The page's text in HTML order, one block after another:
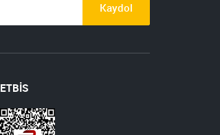
Kaydol
ETBİS